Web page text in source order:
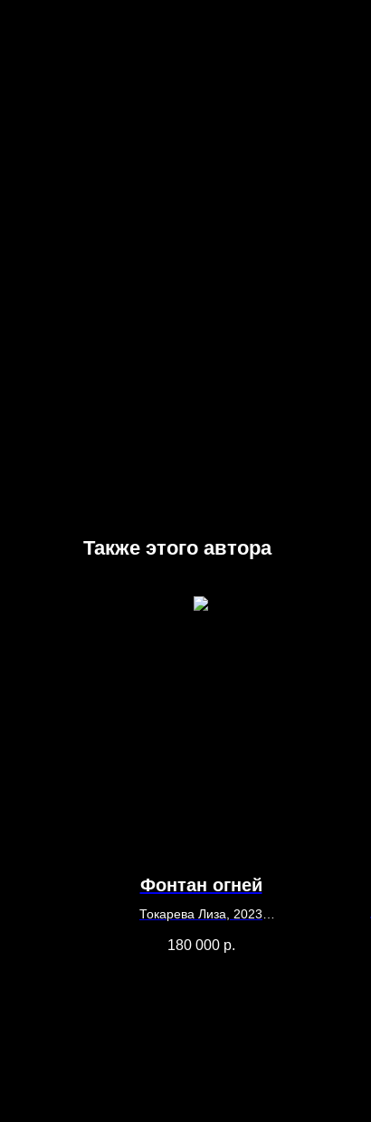
Также этого автора
Фонтан огней
Токарева Лиза, 2023
Холст, масло, акрил
180 000 р.